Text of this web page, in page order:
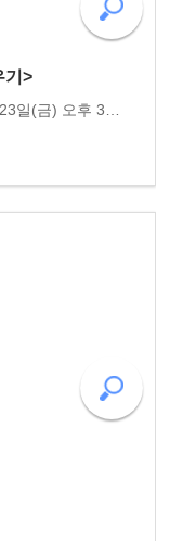
기>
‘역사바로세우기’ 국회토론회 2025년 5월 23일(금) 오후 3시 국회제2세미나실에서 ‘역사바로세우기’ 국회토론회가 개최되었다. 동고송은 창립과 함께 힘을 쏟았던 의향사업이 있다. 바로 일제강점기 사회주의 운동을 했던 독립운동가들과 그 뜻을 계승한 민주화운동..